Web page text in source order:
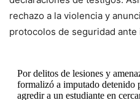
rechazo a la violencia y
protocolos de seguridad
Por delitos de lesiones y
formalizó a imputado detenido
agredir a un estudiante en